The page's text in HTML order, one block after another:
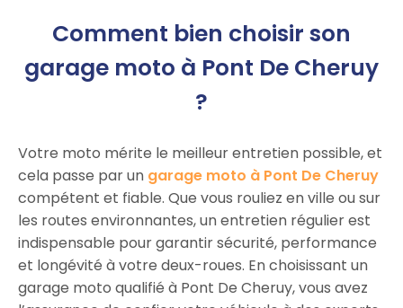
Comment bien choisir son
garage moto à Pont De Cheruy
?
Votre moto mérite le meilleur entretien possible, et
cela passe par un garage moto à Pont De Cheruy
compétent et fiable. Que vous rouliez en ville ou sur
les routes environnantes, un entretien régulier est
indispensable pour garantir sécurité, performance
et longévité à votre deux-roues. En choisissant un
garage moto qualifié à Pont De Cheruy, vous avez